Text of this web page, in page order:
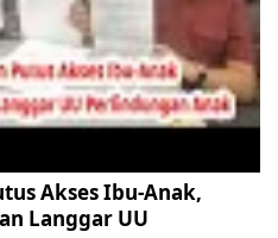
Akses Ibu-Anak,
Langgar UU